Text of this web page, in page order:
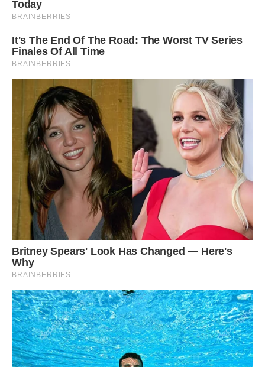
більше питань по ньому у мене з’являлося, а ось
смирення, навпаки, зменшувалася. Впала пелена з очей,
тверезої, нерелігійної людини. І мені стало так соромно,
так ніяково, що почала зривати злість на Дмитра,
умовляти його відмовитися від сану і повернутися до
своєї колишньої, світської спеціальності – він за першим
дипломом був перекладачем. Але ні, чоловік ні в яку не
погоджувався і благав мене подумати ще.
Я розуміла: розлучення для нього означатиме крах його
мрії. Прихід у нього заберуть і, в кращому випадку,
виведуть за штат, тобто він зможе зрідка читати свої
проповіді в віддалених храмах, де просто не вистачає
священиків. І я, вважаючи себе людиною порядною і
пам’ятаючи про те, як сильно любила його, протрималася
ще рік, після чого зрозуміла, що більше не можу, і подала
на розлучення.
Так, мені було трошки соромно, але я відчувала таке
відчуття свободи, зустрічаючись з колишніми і вже
забутими подружками в барах, кафешках, ресторанах, що
сталось з Дмитром, я не знала і знати не хотіла. Мене
закрутив вихор світського життя, а потім узяло верх моє
відоме всім раціональне начало і честолюбство. Я,
звичайно ж, збиралася повернутися в свою спеціальність!
На жаль, незабаром зрозуміла, що за час мого